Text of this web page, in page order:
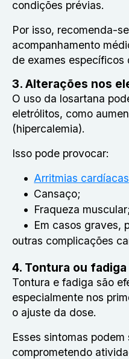
condições prévias.
Por isso, recomenda-
acompanhamento
de exames específicos
3. Alterações nos
O uso da losartana
eletrólitos, como
(hipercalemia).
Isso pode provocar:
Arritmias cardíacas
Cansaço;
Fraqueza muscular;
Em casos graves,
outras complicações
4. Tontura ou fadiga
Tontura e fadiga são
especialmente nos
o ajuste da dose.
Esses sintomas
comprometendo